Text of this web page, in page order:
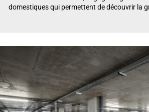
domestiques qui permettent de découvrir la